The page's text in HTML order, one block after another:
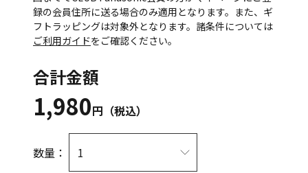
録の会員住所に送る場合のみ適用となります。また、ギ
フトラッピングは対象外となります。諸条件については
ご利用ガイドをご確認ください。
合計金額
1,980円（税込）
数量：